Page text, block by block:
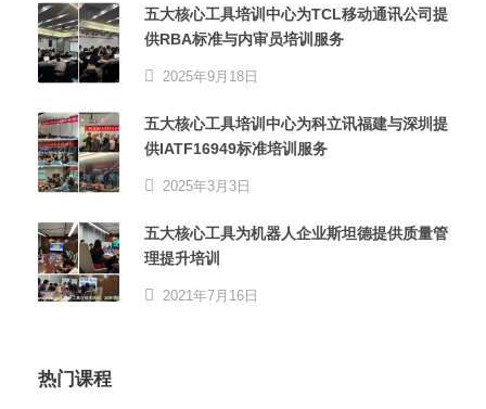
五大核心工具培训中心为TCL移动通讯公司提
供RBA标准与内审员培训服务
2025年9月18日
五大核心工具培训中心为科立讯福建与深圳提
供IATF16949标准培训服务
2025年3月3日
五大核心工具为机器人企业斯坦德提供质量管
理提升培训
2021年7月16日
热门课程